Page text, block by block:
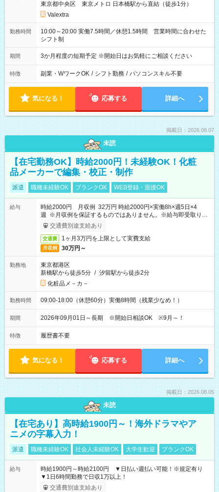
東京都中央区 東京メトロ 日本橋駅から直結（徒歩1分）
Valextra
勤務時間
10:00～20:00 実働7.5時間／休憩1.5時間 営業時間に合わせた
シフト制
期間 3か月程度の短期予定 ※開始日はお気軽にご相談ください
特徴 副業・WワークOK / シフト勤務 / パソコンスキル不要
気になる！ 応募する 詳細へ
掲載日：2026.08.07
未読
【在宅勤務OK】時給2000円！未経験OK！化粧
品メーカーで編集・校正・制作
派遣 職種未経験OK ブランクOK WEB登録・面接OK
給与
時給2000円 月収例 32万円 時給2000円×実働8h×週5日×4
週 ※月収例を保証するものではありません。※給与即受取りサ
ービス利用可（利用条件有）
交通費別途支給あり
交通費 1ヶ月3万円を上限として実費支給
月収例 30万円～
勤務地
東京都港区
新橋駅から徒歩5分 / 汐留駅から徒歩2分
化粧品メ－カ－
勤務時間 09:00-18:00（休憩60分）実働8時間（残業少なめ！）
期間 2026年09月01日～長期 ※開始日相談OK ※9月～！
特徴 履歴書不要
気になる！ 応募する 詳細へ
掲載日：2026.08.05
未読
【在宅あり】高時給1900円～！海外ドラマやア
ニメの字幕入力！
派遣 職種未経験OK 社会人未経験OK 大学生歓迎 ブランクOK
給与
時給1900円～時給2100円 ▼日払い週払い可能！※規定有り
▼1日6時間勤務で日収1万以上！
交通費別途支給あり